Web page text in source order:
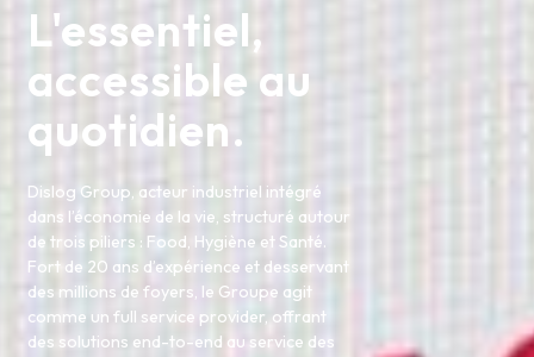
L'essentiel,
accessible au
quotidien.
Dislog Group, acteur industriel intégré
dans l’économie de la vie, structuré autour
de trois piliers : Food, Hygiène et Santé.
Fort de 20 ans d’expérience et desservant
des millions de foyers, le Groupe agit
comme un full service provider, offrant
des solutions end-to-end au service des